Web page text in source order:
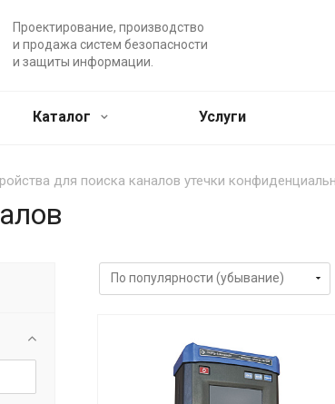
Проектирование, производство
и продажа систем безопасности
и защиты информации.
Каталог Услуги
для поиска каналов утечки